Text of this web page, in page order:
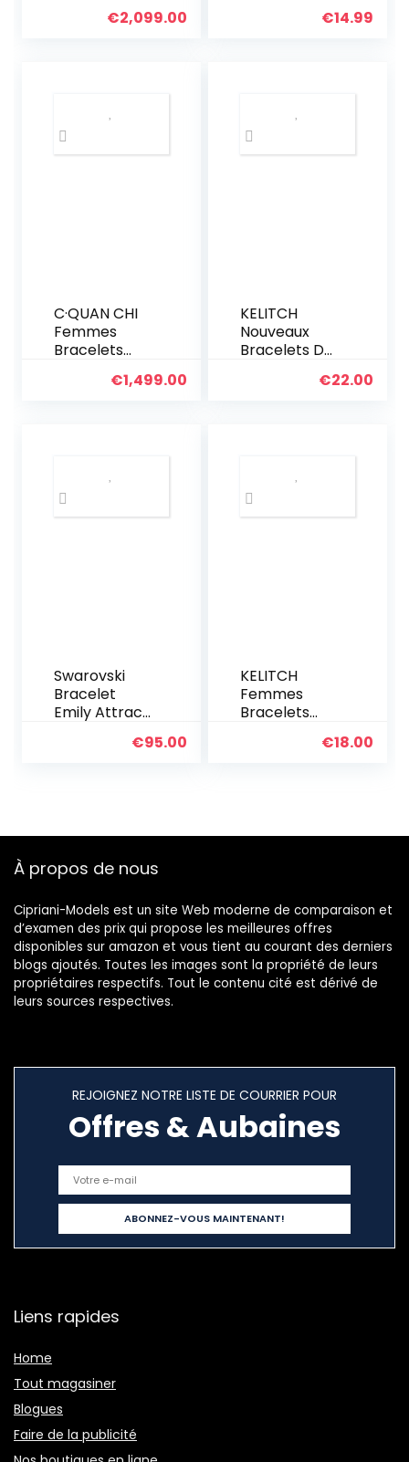
Bonbons
Perle TILA
Extensibles
Bijoux Fait À
€2,099.00
Rang Coloré€14.99
C·QUAN CHI
Femmes
Bracelets
Bracelet
Tila Colorés
€1,499.00
KELITCH
Nouveaux
Bracelets De
€22.00
Swarovski
Bracelet
Emily Attract
Coupe Ronde,
€95.00
KELITCH
Femmes
Bracelets
Nouveau
€18.00
À propos de nous
Cipriani-Models est un site Web moderne de comparaison et
d’examen des prix qui propose les meilleures offres
disponibles sur amazon et vous tient au courant des derniers
blogs ajoutés. Toutes les images sont la propriété de leurs
propriétaires respectifs. Tout le contenu cité est dérivé de
leurs sources respectives.
REJOIGNEZ NOTRE LISTE DE COURRIER POUR
Offres & Aubaines
Liens rapides
Home
Tout magasiner
Blogues
Faire de la publicité